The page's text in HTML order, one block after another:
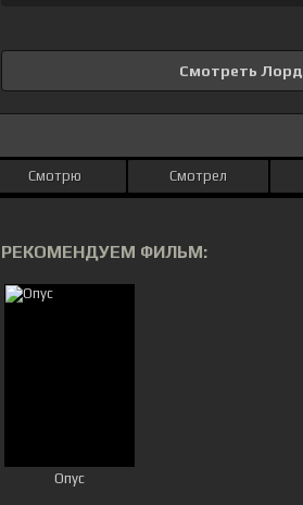
Смотреть Лорд
Смотрю Смотрел
РЕКОМЕНДУЕМ ФИЛЬМ:
Опус